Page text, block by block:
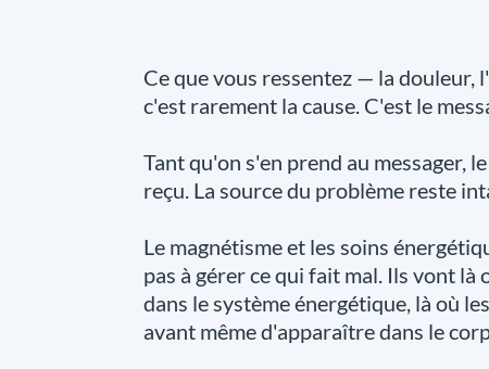
Ce que vous ressentez — la douleur,
c'est rarement la cause. C'est le
Tant qu'on s'en prend au messager,
reçu. La source du problème reste
Le magnétisme et les soins
pas à gérer ce qui fait mal. Ils vont là
dans le système énergétique, là où
avant même d'apparaître dans le